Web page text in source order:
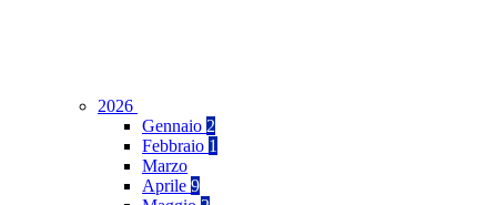
2026
Gennaio 2
Febbraio 1
Marzo
Aprile 9